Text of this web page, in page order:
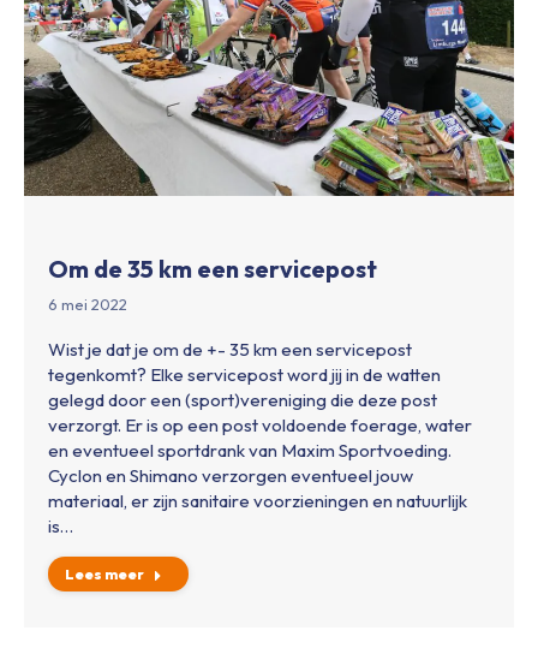
Om de 35 km een servicepost
6 mei 2022
Wist je dat je om de +- 35 km een servicepost
tegenkomt? Elke servicepost word jij in de watten
gelegd door een (sport)vereniging die deze post
verzorgt. Er is op een post voldoende foerage, water
en eventueel sportdrank van Maxim Sportvoeding.
Cyclon en Shimano verzorgen eventueel jouw
materiaal, er zijn sanitaire voorzieningen en natuurlijk
is…
Lees meer